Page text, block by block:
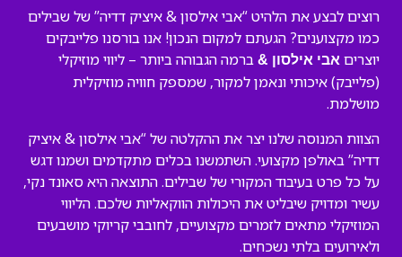
רוצים לבצע את הלהיט “אבי אילסון & איציק דדיה” של שבילים
כמו מקצוענים? הגעתם למקום הנכון! אנו בורסנו פלייבקים
יוצרים אבי אילסון & ברמה הגבוהה ביותר – ליווי מוזיקלי
(פלייבק) איכותי ונאמן למקור, שמספק חוויה מוזיקלית
מושלמת.
הצוות המנוסה שלנו יצר את ההקלטה של “אבי אילסון & איציק
דדיה” באולפן מקצועי. השתמשנו בכלים מתקדמים ושמנו דגש
על כל פרט בעיבוד המקורי של שבילים. התוצאה היא סאונד נקי,
עשיר ומדויק שיבליט את היכולות הווקאליות שלכם. הליווי
המוזיקלי מתאים לזמרים מקצועיים, לחובבי קריוקי מושבעים
ולאירועים בלתי נשכחים.